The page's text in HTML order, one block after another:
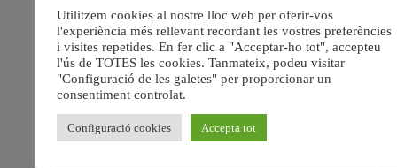
Alzijoya combina artesania tradicional i disseny
contemporani per crear joies úniques a Alzira. La firma
ofereix personalització, manteniment i restauració,
consolidant-se com a referent local de confiança. La
firma Alzijoya, amb seu al centre comercial Carrefour
Alzira, aposta per un concepte de joieria que uneix